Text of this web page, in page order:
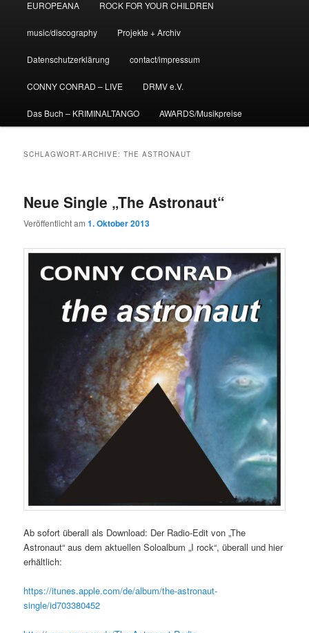
EUROPEANA ROCK FOR YOUR CHILDREN
music/discography Projekte + Archiv
Datenschutzerklärung contact/impressum
CONNY CONRAD – LIVE DRMV e.V.
Das Buch – KRIMINALTANGO AWARDS/Musikpreise
SCHLAGWORT-ARCHIVE:THE ASTRONAUT
Neue Single „The Astronaut“
Veröffentlicht am1. Oktober 2013
Ab sofort überall als Download: Der Radio-Edit von „The
Astronaut“ aus dem aktuellen Soloalbum „I rock“, überall und hier
erhältlich:
https://itunes.apple.com/de/album/the-astronaut-
single/id703380452